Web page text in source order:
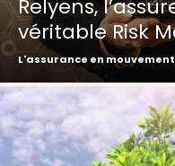
Relyens,
véritable Risk
L'assurance en mouvement